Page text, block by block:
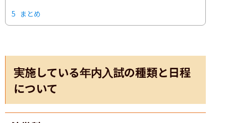
5 まとめ
実施している年内入試の種類と日程
について